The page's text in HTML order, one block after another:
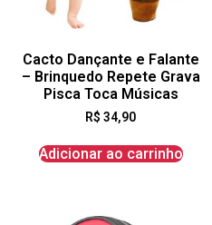
Cacto Dançante e Falante
– Brinquedo Repete Grava
Pisca Toca Músicas
R$ 34,90
Adicionar ao carrinho